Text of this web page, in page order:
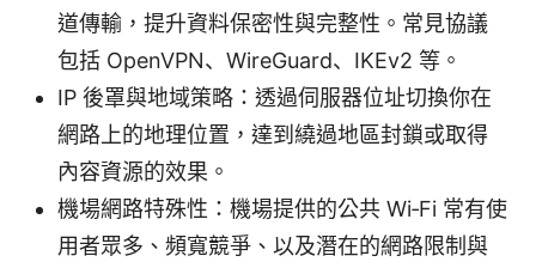
道傳輸，提升資料保密性與完整性。常見協議
包括 OpenVPN、WireGuard、IKEv2 等。
IP 後罩與地域策略：透過伺服器位址切換你在
網路上的地理位置，達到繞過地區封鎖或取得
內容資源的效果。
機場網路特殊性：機場提供的公共 Wi‑Fi 常有使
用者眾多、頻寬競爭、以及潛在的網路限制與